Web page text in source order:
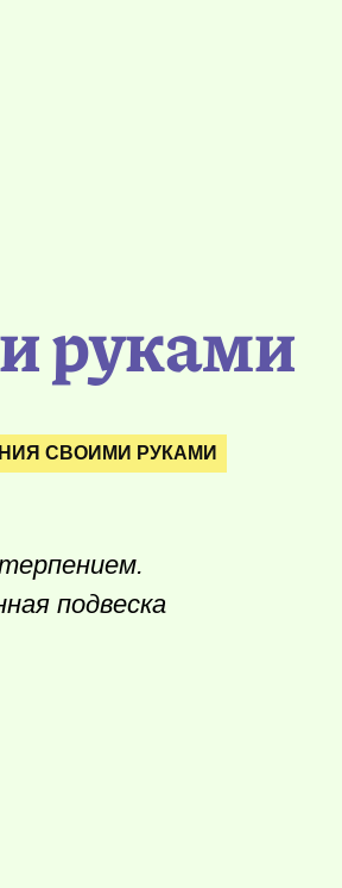
руками
СВОИМИ РУКАМИ
подвеска